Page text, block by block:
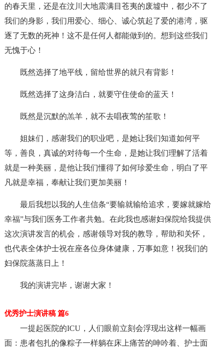
的春天里，还是在汶川大地震满目苍夷的废墟中，都少不了
我们的身影，我们用爱心、细心、诚心筑起了爱的港湾，驱
逐了无数的死神！这不是任何人都能做到的。想到这些我们
无愧于心！
既然选择了地平线，留给世界的就只有背影！
既然选择了这身洁白，就要守住使命的蓝天！
既然是沉默的羔羊，就不去唱夜莺的笙歌！
姐妹们，感谢我们的职业吧，是她让我们知道如何平
等，善良，真诚的对待每一个生命，是她让我们理解了活着
就是一种美丽，是他让我们懂得了如何珍爱生命，明白了平
凡就是幸福，奉献让我们更加美丽！
最后我想以我的人生信条“要输就输给追求，要嫁就嫁给
幸福”与我们医务工作者共勉。在此我也感谢妇保院给我提供
这次演讲发言的机会，感谢领导对我的教导，帮助和关怀，
也代表全体护士祝在座各位身体健康，万事如意！祝我们的
妇保院蒸蒸日上！
我的演讲完毕，谢谢大家！
优秀护士演讲稿 篇6
一提起医院的ICU，人们眼前立刻会浮现出这样一幅画
面：患者包扎的像粽子一样躺在床上痛苦的呻吟着、护士面